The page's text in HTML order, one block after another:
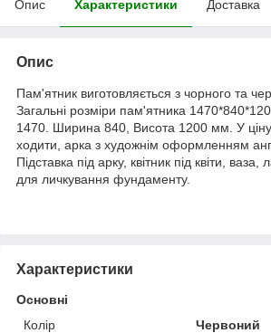
Опис Характеристики Доставка
Опис
Пам'ятник виготовляється з чорного та
Загальні розміри пам'ятника
1470. Ширина 840, Висота 1200 мм. У
ходити, арка з художнім оформленням
Підставка під арку, квітник під квіти,
для личкування фундаменту.
Характеристики
Основні
Колір
Червоний